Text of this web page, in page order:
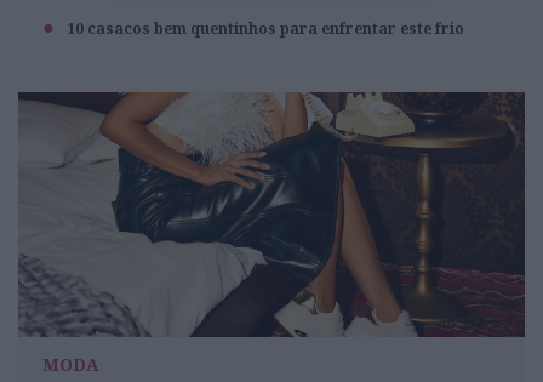
10 casacos bem quentinhos para enfrentar este frio
MODA